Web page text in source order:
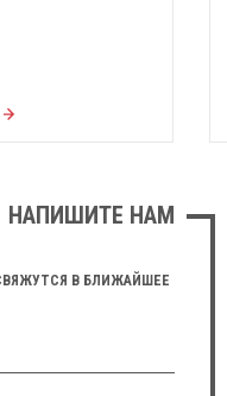
НАПИШИТЕ НАМ
В БЛИЖАЙШЕЕ